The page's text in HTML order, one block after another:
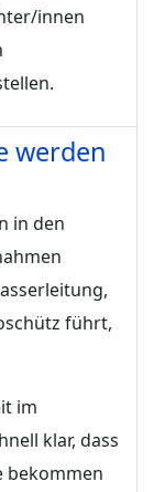
innen
werden
in den
führt,
im
klar, dass
bekommen